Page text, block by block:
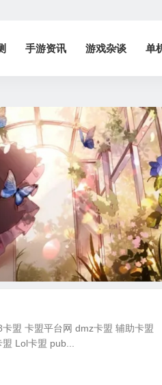
手游资讯 游戏杂谈 单
盟 卡盟平台网 dmz卡盟 辅助卡盟
Lol卡盟 pub...